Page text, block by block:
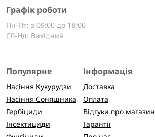
Графік роботи
Пн-Пт: з 09:00 до 18:00
Сб-Нд: Вихідний
Популярне
Насіння Кукурудзи
Насіння Соняшника
Гербіциди
Інсектициди
Інформація
Доставка
Оплата
Відгуки про магазин
Гарантії